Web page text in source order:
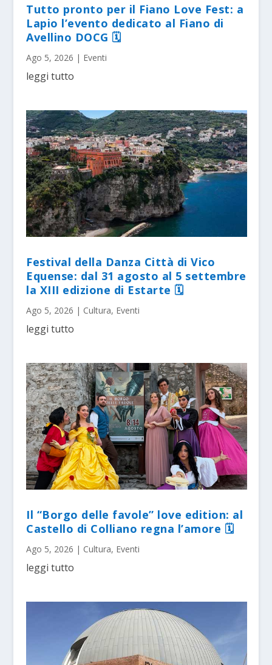
Tutto pronto per il Fiano Love Fest: a
Lapio l’evento dedicato al Fiano di
Avellino DOCG 🗓
Ago 5, 2026 | Eventi
leggi tutto
Festival della Danza Città di Vico
Equense: dal 31 agosto al 5 settembre
la XIII edizione di Estarte 🗓
Ago 5, 2026 | Cultura, Eventi
leggi tutto
Il “Borgo delle favole” love edition: al
Castello di Colliano regna l’amore 🗓
Ago 5, 2026 | Cultura, Eventi
leggi tutto